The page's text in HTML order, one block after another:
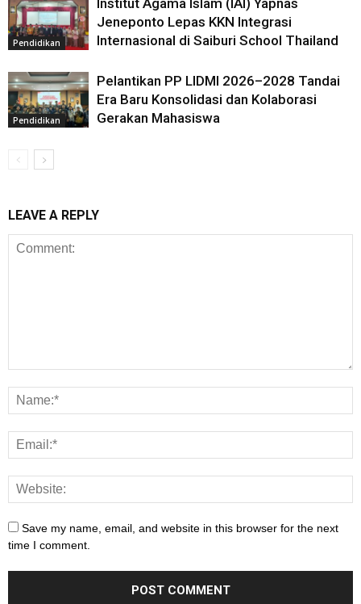
Pendidikan
Institut Agama Islam (IAI) Yapnas
Jeneponto Lepas KKN Integrasi
Internasional di Saiburi School Thailand
Pendidikan
Pelantikan PP LIDMI 2026–2028 Tandai
Era Baru Konsolidasi dan Kolaborasi
Gerakan Mahasiswa
LEAVE A REPLY
Save my name, email, and website in this browser for the next
time I comment.